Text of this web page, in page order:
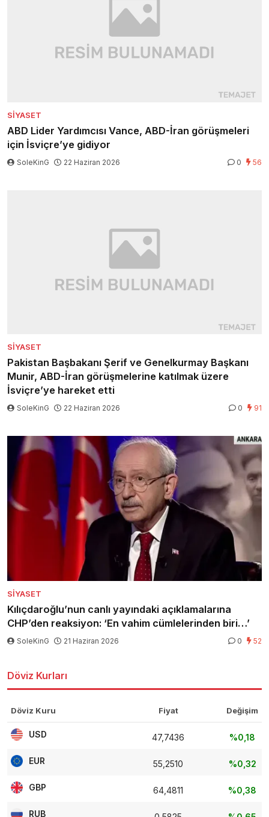
SIYASET
ABD Lider Yardımcısı Vance, ABD-İran görüşmeleri
için İsviçre’ye gidiyor
SoleKinG 22 Haziran 2026 0 56
SIYASET
Pakistan Başbakanı Şerif ve Genelkurmay Başkanı
Munir, ABD-İran görüşmelerine katılmak üzere
İsviçre’ye hareket etti
SoleKinG 22 Haziran 2026 0 91
SIYASET
Kılıçdaroğlu’nun canlı yayındaki açıklamalarına
CHP’den reaksiyon: ‘En vahim cümlelerinden biri…’
SoleKinG 21 Haziran 2026 0 52
Döviz Kurları
Döviz Kuru Fiyat Değişim
USD 47,7436 %0,18
EUR 55,2510 %0,32
GBP 64,4811 %0,38
RUB